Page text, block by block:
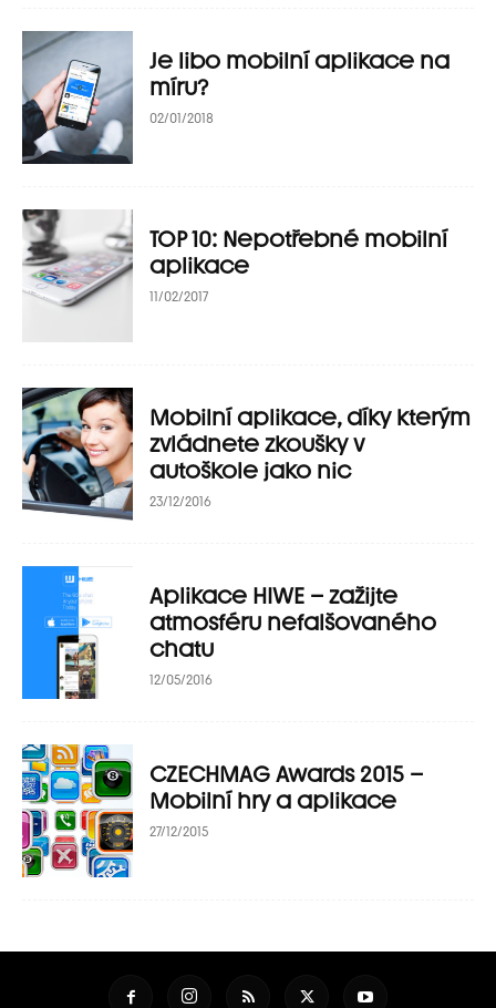
Je libo mobilní aplikace na
míru?
02/01/2018
TOP 10: Nepotřebné mobilní
aplikace
11/02/2017
Mobilní aplikace, díky kterým
zvládnete zkoušky v
autoškole jako nic
23/12/2016
Aplikace HIWE – zažijte
atmosféru nefalšovaného
chatu
12/05/2016
CZECHMAG Awards 2015 –
Mobilní hry a aplikace
27/12/2015